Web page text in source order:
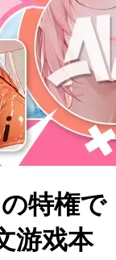
特権で
游戏本